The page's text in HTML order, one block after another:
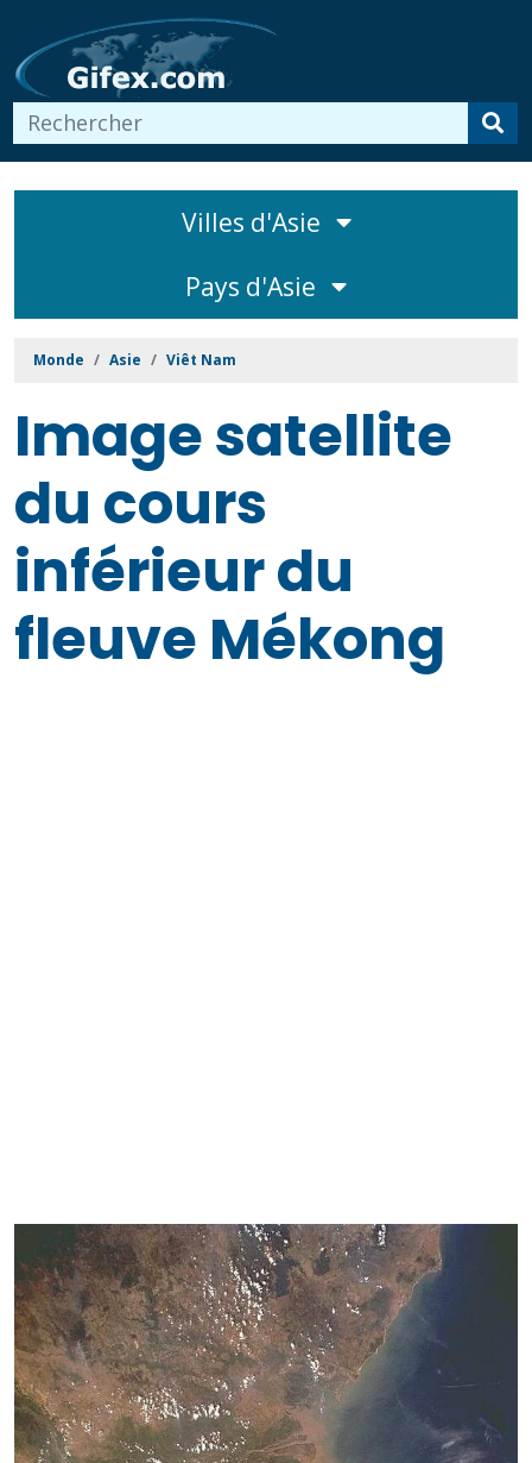
Villes d'Asie
Pays d'Asie
Monde Asie Viêt Nam
Image satellite
du cours
inférieur du
fleuve Mékong